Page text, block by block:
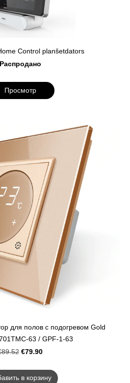
Control planšetdators
Распродано
Просмотр
для полов с подогревом Gold
63 / GPF-1-63
€79.90
в корзину